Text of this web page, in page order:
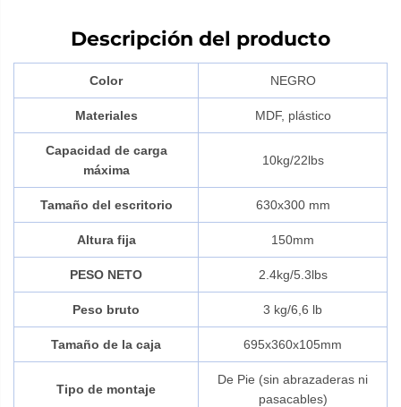
Descripción del producto
Color NEGRO
Materiales MDF, plástico
Capacidad de carga
máxima
10kg/22lbs
Tamaño del escritorio 630x300 mm
Altura fija 150mm
PESO NETO 2.4kg/5.3lbs
Peso bruto 3 kg/6,6 lb
Tamaño de la caja 695x360x105mm
Tipo de montaje
De Pie (sin abrazaderas ni
pasacables)